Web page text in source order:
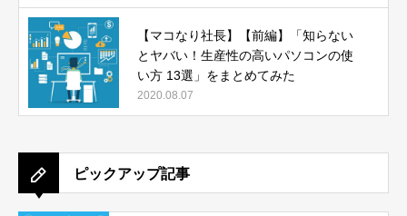
【マコなり社長】【前編】「知らない
とヤバい！生産性の高いパソコンの使
い方 13選」をまとめてみた
2020.08.07
ピックアップ記事